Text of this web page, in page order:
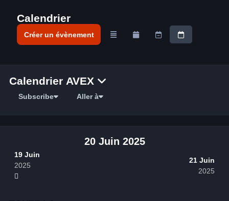
Calendrier
Créer un évènement OverviewMonthlyWeeklyDaily
Calendrier AVEX
Subscribe Aller à
19 Juin
2025
20 Juin 2025
21 Juin
2025